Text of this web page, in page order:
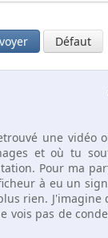
Défaut
une vidéo
et où tu
Pour ma
à eu un
rien. J'imagine
vois pas de